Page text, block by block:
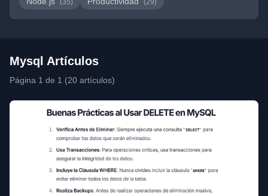
(35) (29)
Mysql Artículos
Página 1 de 1 (20 artículos)